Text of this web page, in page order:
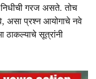
गरज असते. तोच
असा प्रश्न आयोगाचे नवे
ठाकल्याचे सूत्रांनी